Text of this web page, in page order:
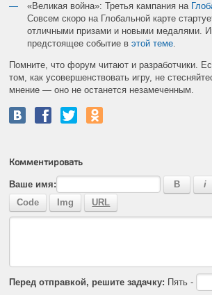
«Великая война»: Третья кампания на
Совсем скоро на Глобальной карте
отличными призами и новыми медалями.
предстоящее событие в этой теме
Помните, что форум читают и разработчики.
том, как усовершенствовать игру, не
мнение — оно не останется незамеченным.
Комментировать
Ваше имя:
Перед отправкой, решите задачку: Пять -